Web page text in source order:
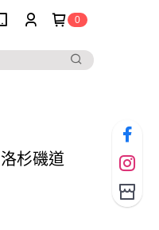
0
杉磯道